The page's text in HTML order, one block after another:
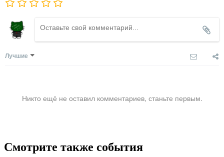
Лучшие
Никто ещё не оставил комментариев, станьте первым.
Смотрите также события